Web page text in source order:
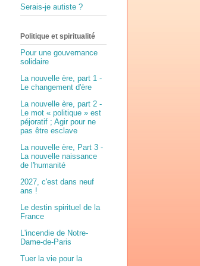
Serais-je autiste ?
Politique et spiritualité
Pour une gouvernance
solidaire
La nouvelle ère, part 1 -
Le changement d'ère
La nouvelle ère, part 2 -
Le mot « politique » est
péjoratif ; Agir pour ne
pas être esclave
La nouvelle ère, Part 3 -
La nouvelle naissance
de l'humanité
2027, c'est dans neuf
ans !
Le destin spirituel de la
France
L'incendie de Notre-
Dame-de-Paris
Tuer la vie pour la